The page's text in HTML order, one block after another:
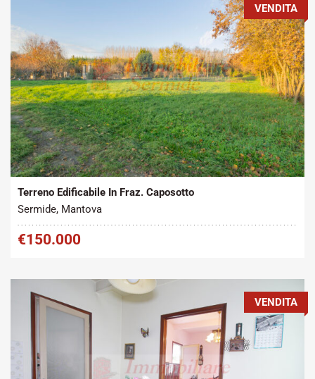
Tipo contratto:
Vendita
Metratura Commerciale:
3852 m2
VENDITA
Terreno Edificabile In Fraz. Caposotto
Sermide, Mantova
€150.000
VENDITA